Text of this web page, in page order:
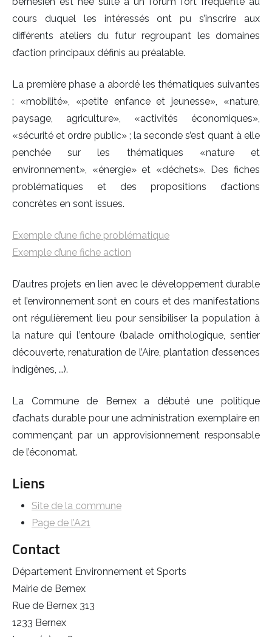
cours duquel les intéressés ont pu s’inscrire aux
différents ateliers du futur regroupant les domaines
d’action principaux définis au préalable.
La première phase a abordé les thématiques suivantes
: «mobilité», «petite enfance et jeunesse», «nature,
paysage, agriculture», «activités économiques»,
«sécurité et ordre public» ; la seconde s’est quant à elle
penchée sur les thématiques «nature et
environnement», «énergie» et «déchets». Des fiches
problématiques et des propositions d’actions
concrètes en sont issues.
Exemple d’une fiche problématique
Exemple d’une fiche action
D’autres projets en lien avec le développement durable
et l’environnement sont en cours et des manifestations
ont régulièrement lieu pour sensibiliser la population à
la nature qui l’entoure (balade ornithologique, sentier
découverte, renaturation de l’Aire, plantation d’essences
indigènes, …).
La Commune de Bernex a débuté une politique
d’achats durable pour une administration exemplaire en
commençant par un approvisionnement responsable
de l’économat.
Liens
Site de la commune
Page de l’A21
Contact
Département Environnement et Sports
Mairie de Bernex
Rue de Bernex 313
1233 Bernex